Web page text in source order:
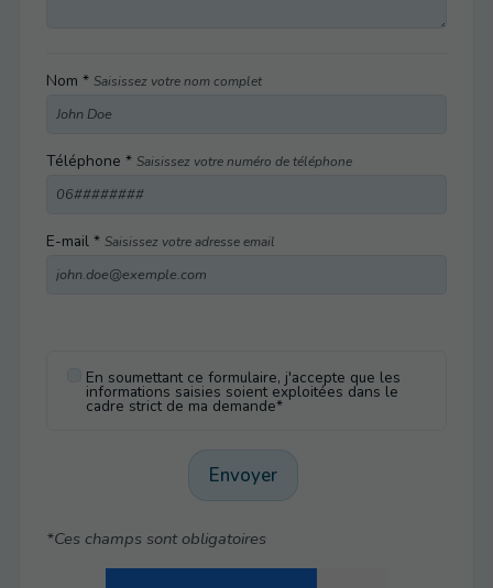
Nom * Saisissez votre nom complet
Téléphone * Saisissez votre numéro de téléphone
E-mail * Saisissez votre adresse email
En soumettant ce formulaire, j'accepte que les
informations saisies soient exploitées dans le
cadre strict de ma demande*
Envoyer
*Ces champs sont obligatoires